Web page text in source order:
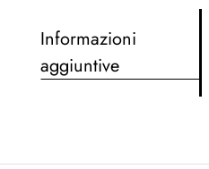
Informazioni
aggiuntive